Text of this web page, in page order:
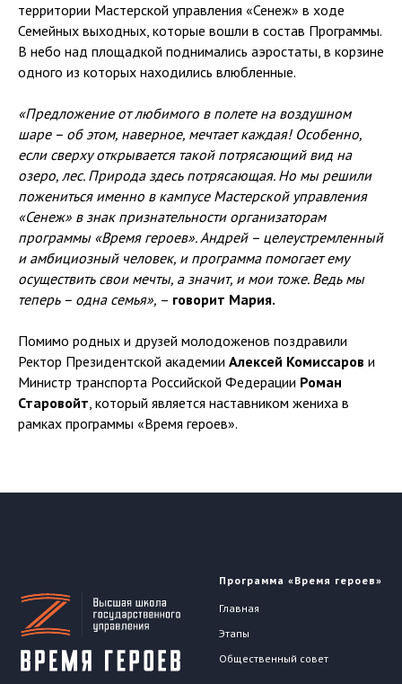
территории Мастерской управления «Сенеж» в ходе
Семейных выходных, которые вошли в состав Программы.
В небо над площадкой поднимались аэростаты, в корзине
одного из которых находились влюбленные.
«Предложение от любимого в полете на воздушном
шаре – об этом, наверное, мечтает каждая! Особенно,
если сверху открывается такой потрясающий вид на
озеро, лес. Природа здесь потрясающая. Но мы решили
пожениться именно в кампусе Мастерской управления
«Сенеж» в знак признательности организаторам
программы «Время героев». Андрей – целеустремленный
и амбициозный человек, и программа помогает ему
осуществить свои мечты, а значит, и мои тоже. Ведь мы
теперь – одна семья», – говорит Мария.
Помимо родных и друзей молодоженов поздравили
Ректор Президентской академии Алексей Комиссаров и
Министр транспорта Российской Федерации Роман
Старовойт, который является наставником жениха в
рамках программы «Время героев».
Программа «Время героев»
Главная
Этапы
Общественный совет